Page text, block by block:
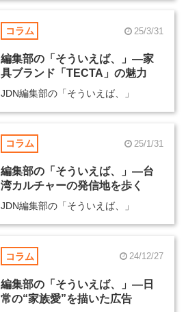
コラム 25/3/31
編集部の「そういえば、」―家
具ブランド「TECTA」の魅力
JDN編集部の「そういえば、」
コラム 25/1/31
編集部の「そういえば、」―台
湾カルチャーの発信地を歩く
JDN編集部の「そういえば、」
コラム 24/12/27
編集部の「そういえば、」―日
常の“家族愛”を描いた広告